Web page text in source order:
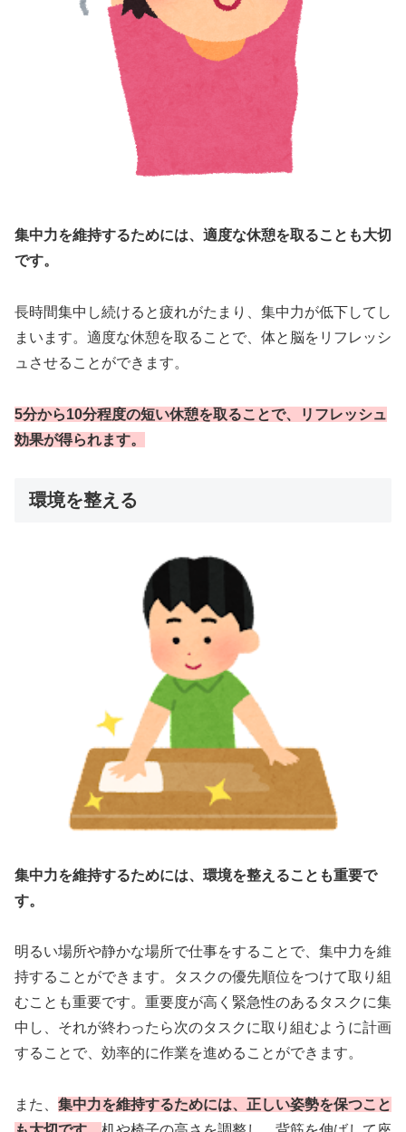
集中力を維持するためには、適度な休憩を取ることも大切
です。
長時間集中し続けると疲れがたまり、集中力が低下してし
まいます。適度な休憩を取ることで、体と脳をリフレッシ
ュさせることができます。
5分から10分程度の短い休憩を取ることで、リフレッシュ
効果が得られます。
環境を整える
集中力を維持するためには、環境を整えることも重要で
す。
明るい場所や静かな場所で仕事をすることで、集中力を維
持することができます。タスクの優先順位をつけて取り組
むことも重要です。重要度が高く緊急性のあるタスクに集
中し、それが終わったら次のタスクに取り組むように計画
することで、効率的に作業を進めることができます。
また、 集中力を維持するためには、正しい姿勢を保つこと